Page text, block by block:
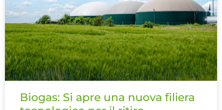
Biogas: Si apre una nuova filiera